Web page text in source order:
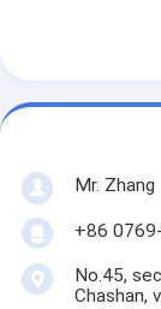
Mr. Zhang
+86
No.45,
Chashan,